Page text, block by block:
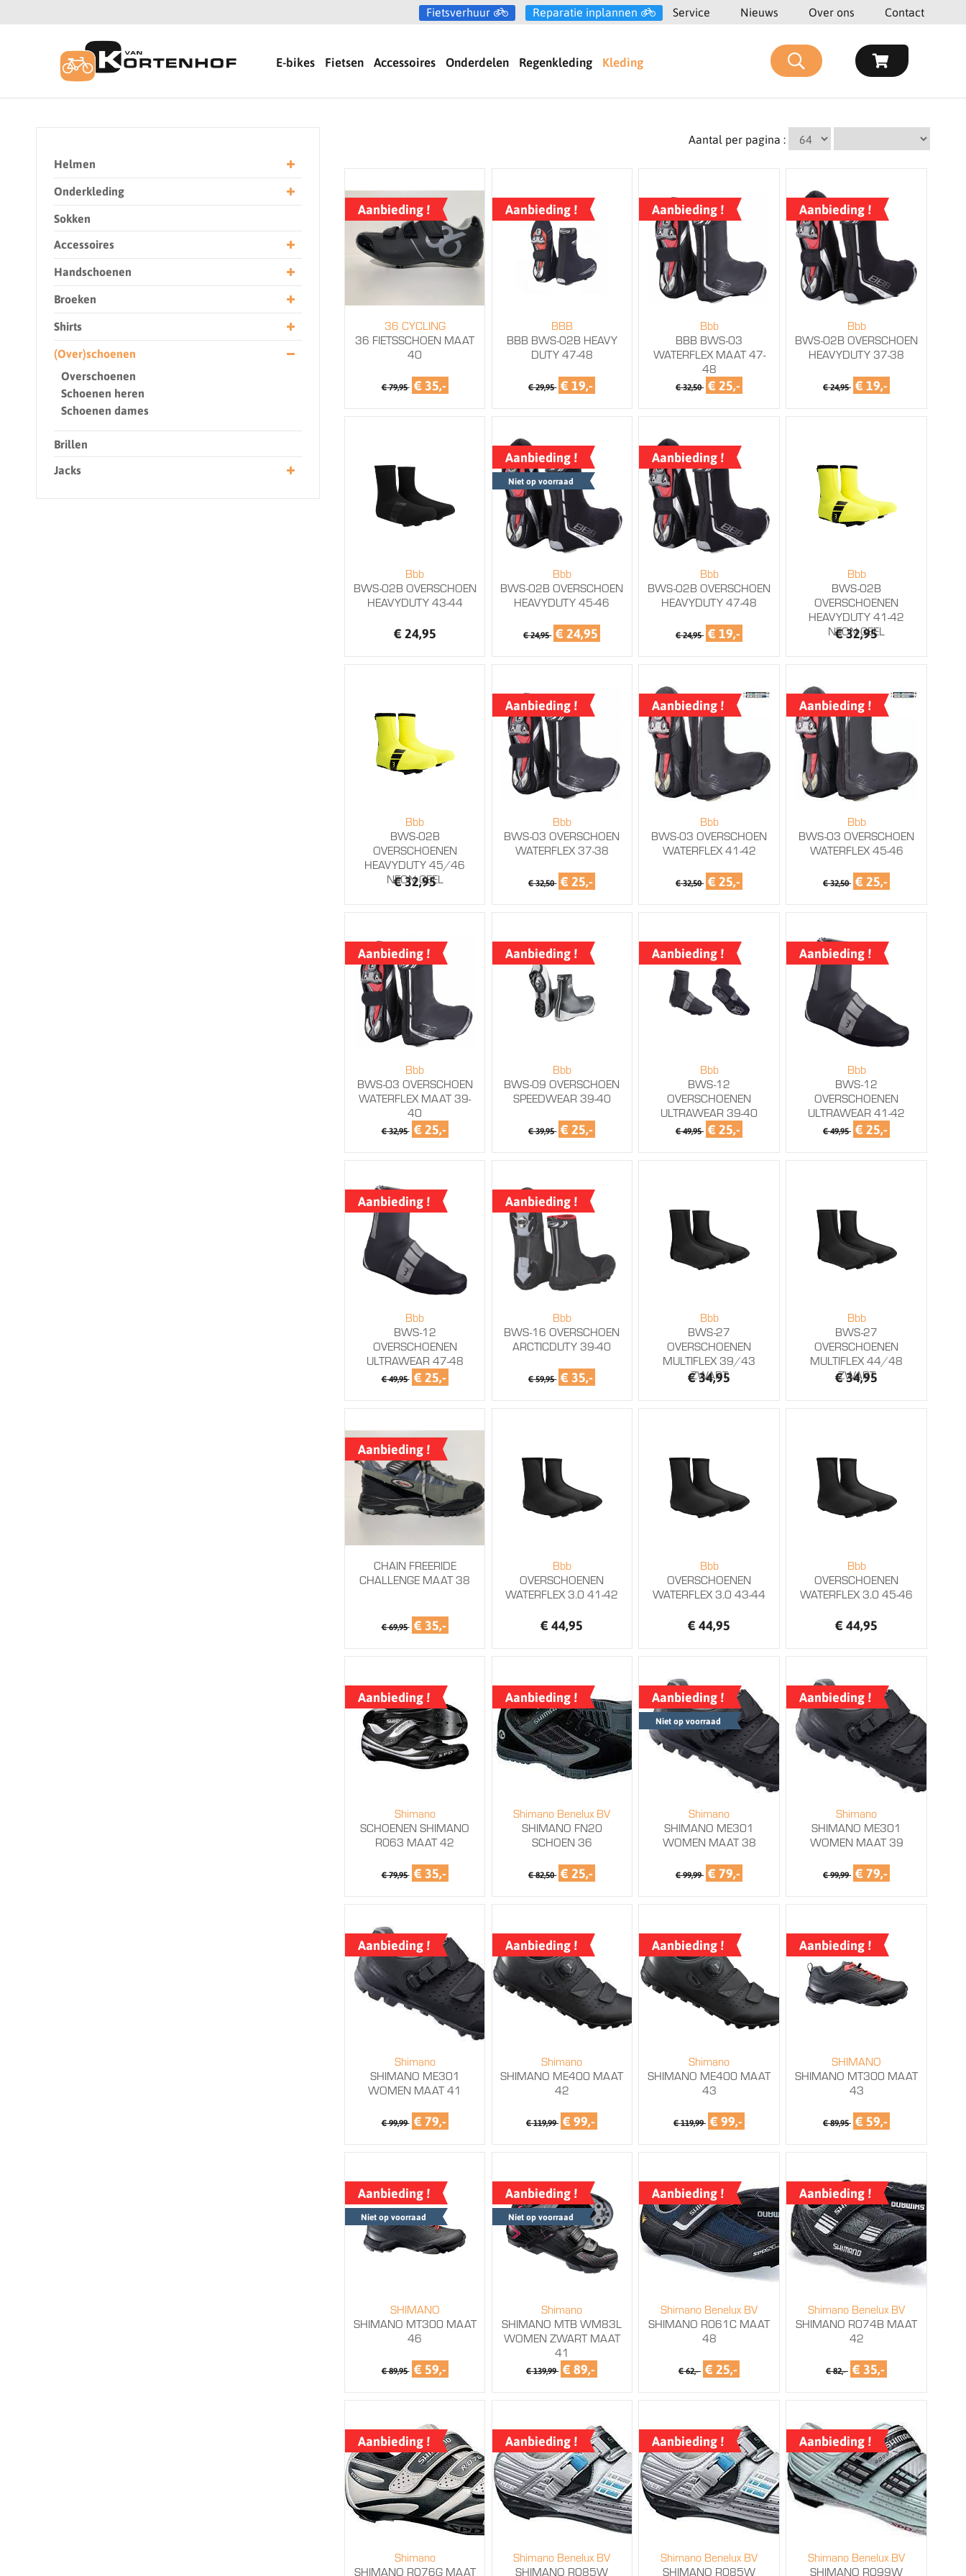
Fietsverhuur Reparatie inplannen Service Nieuws Over ons Contact
E-bikes Fietsen Accessoires Onderdelen Regenkleding Kleding
Helmen
Onderkleding
Sokken
Accessoires
Handschoenen
Broeken
Shirts
(Over)schoenen
Overschoenen
Schoenen heren
Schoenen dames
Brillen
Jacks
Aantal per pagina :
36 CYCLING
36 FIETSSCHOEN MAAT
40
€ 79,95 € 35,-
Aanbieding !
BBB
BBB BWS-02B HEAVY
DUTY 47-48
€ 29,95 € 19,-
Aanbieding !
Bbb
BBB BWS-03
WATERFLEX MAAT 47-
48
€ 32,50 € 25,-
Aanbieding !
Bbb
BWS-02B OVERSCHOEN
HEAVYDUTY 37-38
€ 24,95 € 19,-
Aanbieding !
Bbb
BWS-02B OVERSCHOEN
HEAVYDUTY 43-44
€ 24,95
Bbb
BWS-02B OVERSCHOEN
HEAVYDUTY 45-46
€ 24,95 € 24,95
Aanbieding !
Niet op voorraad
Bbb
BWS-02B OVERSCHOEN
HEAVYDUTY 47-48
€ 24,95 € 19,-
Aanbieding !
Bbb
BWS-02B
OVERSCHOENEN
HEAVYDUTY 41-42
NEON GEEL
€ 32,95
Bbb
BWS-02B
OVERSCHOENEN
HEAVYDUTY 45/46
NEON GEEL
€ 32,95
Bbb
BWS-03 OVERSCHOEN
WATERFLEX 37-38
€ 32,50 € 25,-
Aanbieding !
Bbb
BWS-03 OVERSCHOEN
WATERFLEX 41-42
€ 32,50 € 25,-
Aanbieding !
Bbb
BWS-03 OVERSCHOEN
WATERFLEX 45-46
€ 32,50 € 25,-
Aanbieding !
Bbb
BWS-03 OVERSCHOEN
WATERFLEX MAAT 39-
40
€ 32,95 € 25,-
Aanbieding !
Bbb
BWS-09 OVERSCHOEN
SPEEDWEAR 39-40
€ 39,95 € 25,-
Aanbieding !
Bbb
BWS-12
OVERSCHOENEN
ULTRAWEAR 39-40
€ 49,95 € 25,-
Aanbieding !
Bbb
BWS-12
OVERSCHOENEN
ULTRAWEAR 41-42
€ 49,95 € 25,-
Aanbieding !
Bbb
BWS-12
OVERSCHOENEN
ULTRAWEAR 47-48
€ 49,95 € 25,-
Aanbieding !
Bbb
BWS-16 OVERSCHOEN
ARCTICDUTY 39-40
€ 59,95 € 35,-
Aanbieding !
Bbb
BWS-27
OVERSCHOENEN
MULTIFLEX 39/43
ZWART
€ 34,95
Bbb
BWS-27
OVERSCHOENEN
MULTIFLEX 44/48
ZWART
€ 34,95
CHAIN FREERIDE
CHALLENGE MAAT 38
€ 69,95 € 35,-
Aanbieding !
Bbb
OVERSCHOENEN
WATERFLEX 3.0 41-42
€ 44,95
Bbb
OVERSCHOENEN
WATERFLEX 3.0 43-44
€ 44,95
Bbb
OVERSCHOENEN
WATERFLEX 3.0 45-46
€ 44,95
Shimano
SCHOENEN SHIMANO
R063 MAAT 42
€ 79,95 € 35,-
Aanbieding !
Shimano Benelux BV
SHIMANO FN20
SCHOEN 36
€ 82,50 € 25,-
Aanbieding !
Shimano
SHIMANO ME301
WOMEN MAAT 38
€ 99,99 € 79,-
Aanbieding !
Niet op voorraad
Shimano
SHIMANO ME301
WOMEN MAAT 39
€ 99,99 € 79,-
Aanbieding !
Shimano
SHIMANO ME301
WOMEN MAAT 41
€ 99,99 € 79,-
Aanbieding !
Shimano
SHIMANO ME400 MAAT
42
€ 119,99 € 99,-
Aanbieding !
Shimano
SHIMANO ME400 MAAT
43
€ 119,99 € 99,-
Aanbieding !
SHIMANO
SHIMANO MT300 MAAT
43
€ 89,95 € 59,-
Aanbieding !
SHIMANO
SHIMANO MT300 MAAT
46
€ 89,95 € 59,-
Aanbieding !
Niet op voorraad
Shimano
SHIMANO MTB WM83L
WOMEN ZWART MAAT
41
€ 139,99 € 89,-
Aanbieding !
Niet op voorraad
Shimano Benelux BV
SHIMANO R061C MAAT
48
€ 62,- € 25,-
Aanbieding !
Shimano Benelux BV
SHIMANO R074B MAAT
42
€ 82,- € 35,-
Aanbieding !
Shimano
SHIMANO R076G MAAT
Aanbieding !
Shimano Benelux BV
SHIMANO R085W
Aanbieding !
Shimano Benelux BV
SHIMANO R085W
Aanbieding !
Shimano Benelux BV
SHIMANO R099W
Aanbieding !